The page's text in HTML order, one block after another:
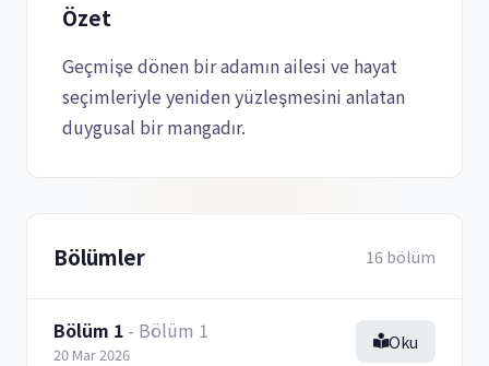
Özet
Geçmişe dönen bir adamın ailesi ve hayat
seçimleriyle yeniden yüzleşmesini anlatan
duygusal bir mangadır.
Bölümler 16 bölüm
Bölüm 1 - Bölüm 1
20 Mar 2026
Oku